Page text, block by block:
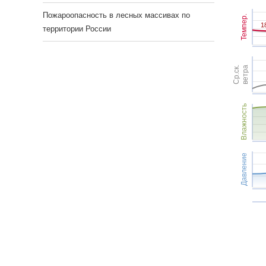
Темпер.
Ср.ск.ветра
Влажность
Давление
Пожароопасность в лесных массивах по
территории России